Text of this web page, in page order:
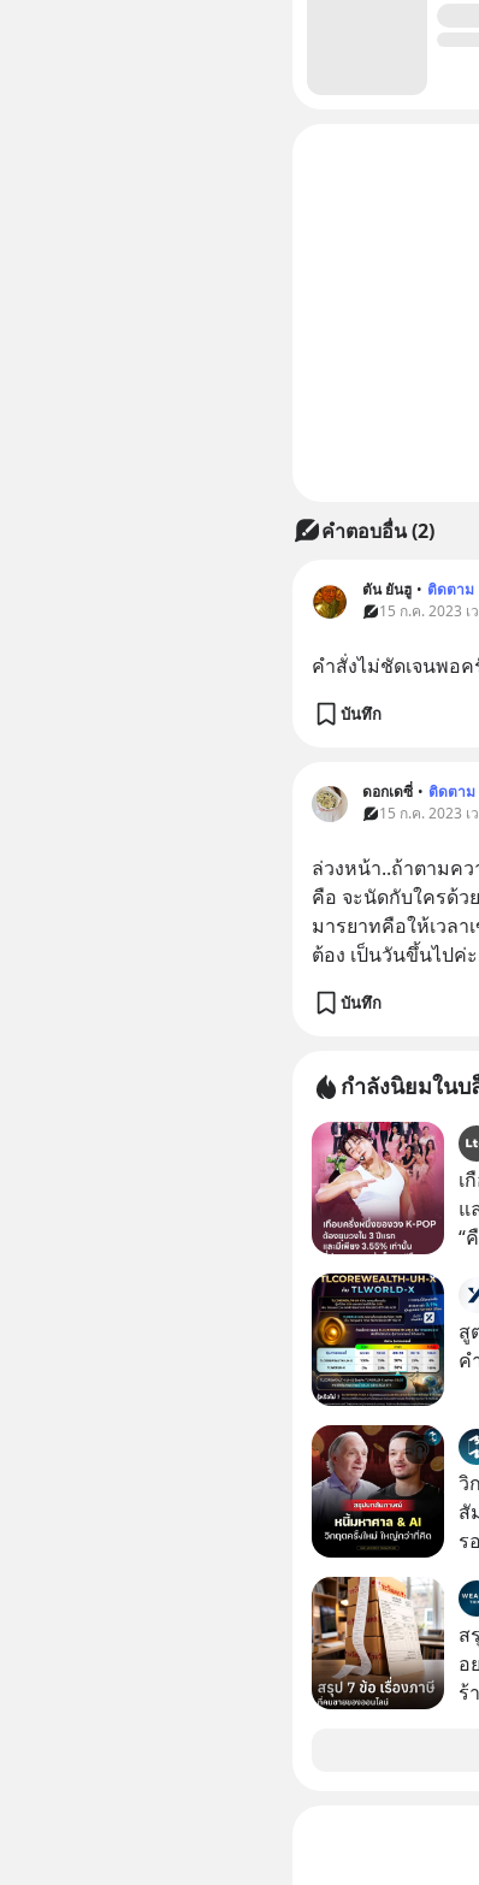
คำตอบอื่น(2)
ตัน ยันฮู • ติดตาม
15 ก.ค. 2023 เ
คำสั่งไม่ชัดเจนพอค
บันทึก
ดอกเดซี่ • ติดตาม
15 ก.ค. 2023 เ
ล่วงหน้า..ถ้าตามคว
คือ จะนัดกับใครด้ว
มารยาทคือให้เวลา
ต้อง เป็นวันขึ้นไปค่ะ
บันทึก
กำลังนิยมใน
เ
แ
“
ตั
สู
ค
วิ
สั
ร
ต่
ลู
ม
ก
ส
อ
ร้